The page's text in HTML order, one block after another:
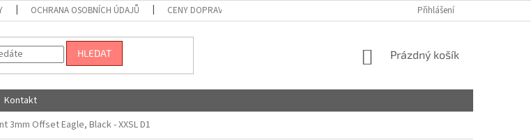
OCHRANA OSOBNÍCH ÚDAJŮ CENY DOPRAVY Přihlášení
HLEDAT
NÁKUPNÍ
Prázdný košík
Kontakt
3mm Offset Eagle, Black - XXSL D1